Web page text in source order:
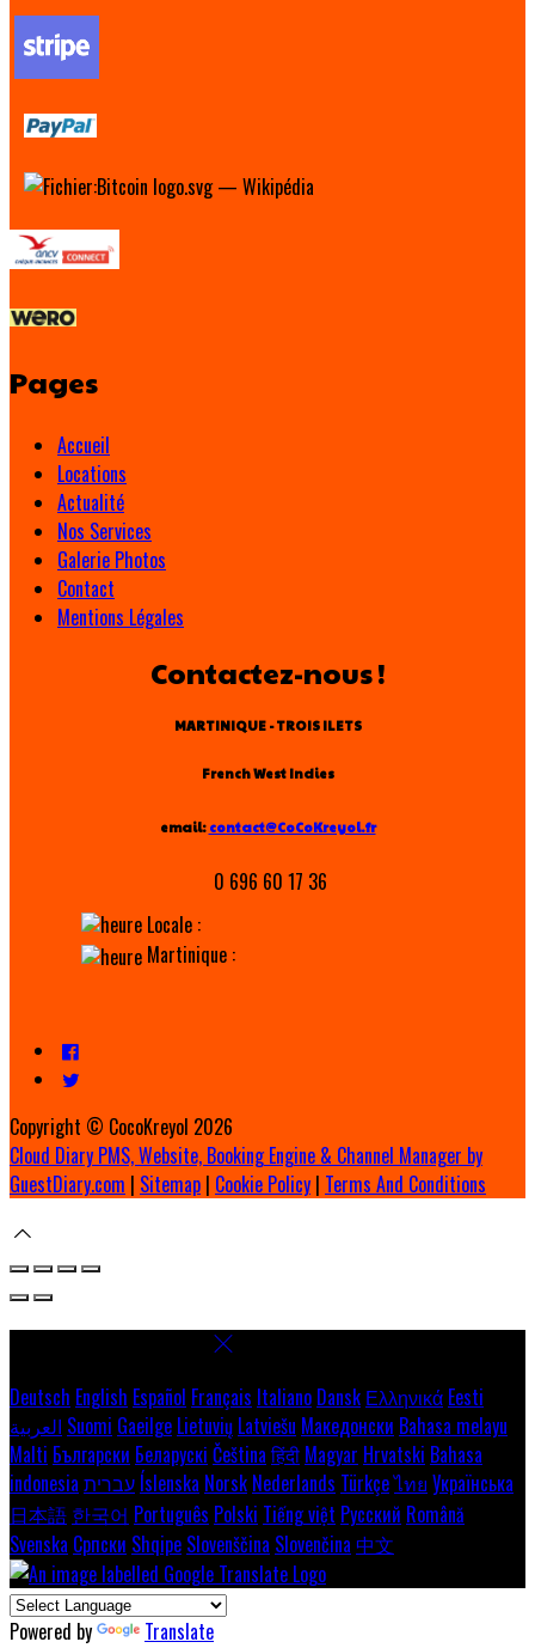
Pages
Accueil
Locations
Actualité
Nos Services
Galerie Photos
Contact
Mentions Légales
Contactez-nous !
MARTINIQUE - TROIS ILETS
French West Indies
email: contact@CoCoKreyol.fr
0 696 60 17 36
Locale :
Martinique :
Copyright © CocoKreyol 2026
Cloud Diary PMS, Website, Booking Engine & Channel Manager by
GuestDiary.com | Sitemap | Cookie Policy | Terms And Conditions
Deutsch English Español Français Italiano Dansk Ελληνικά Eesti
العربية Suomi Gaeilge Lietuvių Latviešu Македонски Bahasa melayu
Malti Български Беларускі Čeština हिंदी Magyar Hrvatski Bahasa
indonesia עברית Íslenska Norsk Nederlands Türkçeไทย Українська
日本語 한국어 Português Polski Tiếng việt Русский Română
Svenska Српски Shqipe Slovenščina Slovenčina 中文
Powered by Translate